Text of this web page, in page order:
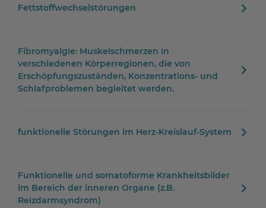
Fettstoffwechselstörungen
Fibromyalgie: Muskelschmerzen in
verschiedenen Körperregionen, die von
Erschöpfungszuständen, Konzentrations- und
Schlafproblemen begleitet werden.
funktionelle Störungen im Herz-Kreislauf-System
Funktionelle und somatoforme Krankheitsbilder
im Bereich der inneren Organe (z.B.
Reizdarmsyndrom)